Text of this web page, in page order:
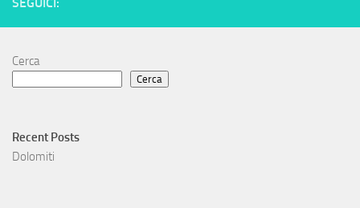
Cerca
Cerca
Recent Posts
Dolomiti